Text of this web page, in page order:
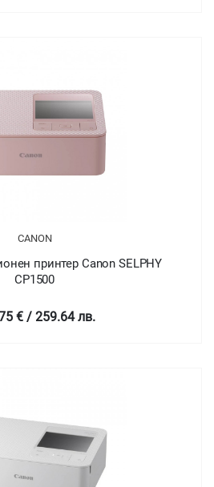
CANON
принтер Canon SELPHY
CP1500
€ / 259.64 лв.